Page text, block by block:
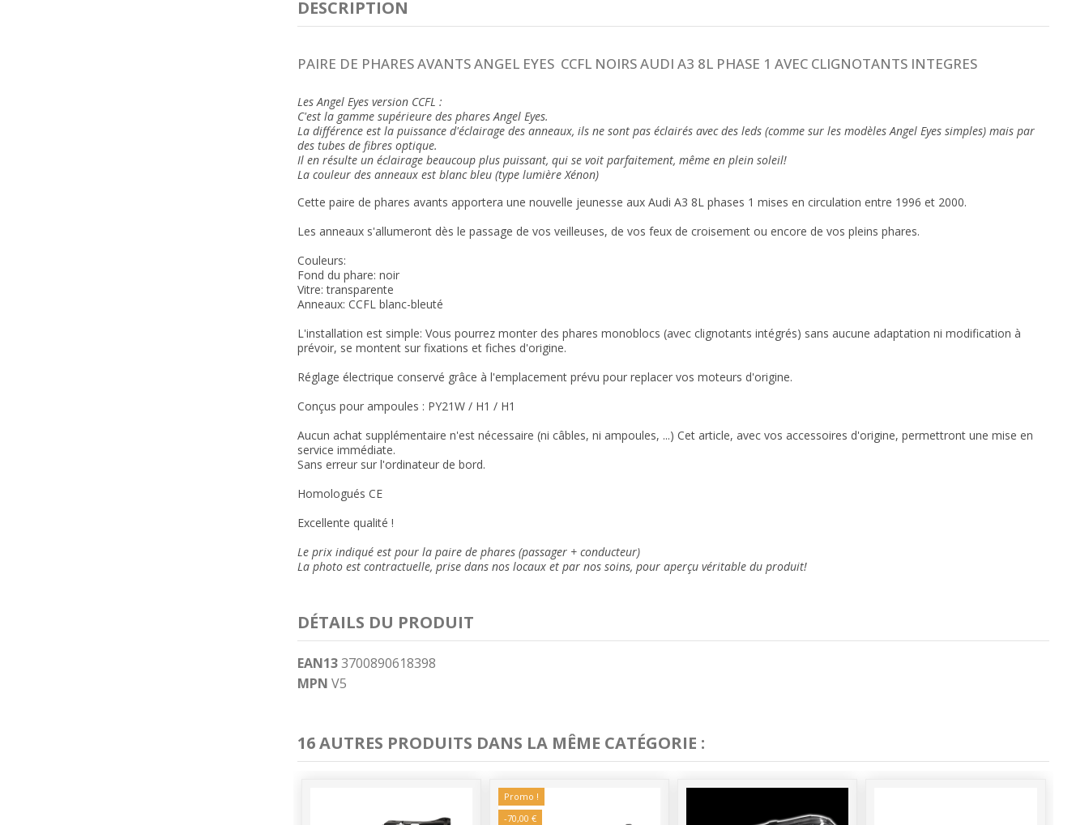
DESCRIPTION
PAIRE DE PHARES AVANTS ANGEL EYES CCFL NOIRS AUDI A3 8L PHASE 1 AVEC CLIGNOTANTS INTEGRES
Les Angel Eyes version CCFL :
C'est la gamme supérieure des phares Angel Eyes.
La différence est la puissance d'éclairage des anneaux, ils ne sont pas éclairés avec des leds (comme sur les modèles Angel Eyes simples) mais par
des tubes de fibres optique.
Il en résulte un éclairage beaucoup plus puissant, qui se voit parfaitement, même en plein soleil!
La couleur des anneaux est blanc bleu (type lumière Xénon)
Cette paire de phares avants apportera une nouvelle jeunesse aux Audi A3 8L phases 1 mises en circulation entre 1996 et 2000.
Les anneaux s'allumeront dès le passage de vos veilleuses, de vos feux de croisement ou encore de vos pleins phares.
Couleurs:
Fond du phare: noir
Vitre: transparente
Anneaux: CCFL blanc-bleuté
L'installation est simple: Vous pourrez monter des phares monoblocs (avec clignotants intégrés) sans aucune adaptation ni modification à
prévoir, se montent sur fixations et fiches d'origine.
Réglage électrique conservé grâce à l'emplacement prévu pour replacer vos moteurs d'origine.
Conçus pour ampoules : PY21W / H1 / H1
Aucun achat supplémentaire n'est nécessaire (ni câbles, ni ampoules, ...) Cet article, avec vos accessoires d'origine, permettront une mise en
service immédiate.
Sans erreur sur l'ordinateur de bord.
Homologués CE
Excellente qualité !
Le prix indiqué est pour la paire de phares (passager + conducteur)
La photo est contractuelle, prise dans nos locaux etpar nos soins, pour aperçu véritable du produit!
DÉTAILS DU PRODUIT
EAN13 3700890618398
MPN V5
16 AUTRES PRODUITS DANS LA MÊME CATÉGORIE :
Promo !
-70,00 €